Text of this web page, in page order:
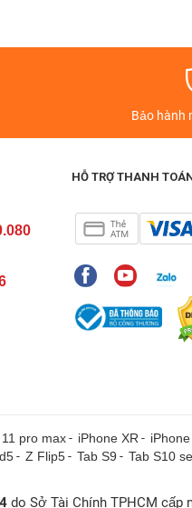
Bảo hành
HỖ TRỢ THANH
pro max- iPhone XR -
- Z Flip5- Tab S9 - Tab S10
do Sở Tài Chính TPHCM cấp